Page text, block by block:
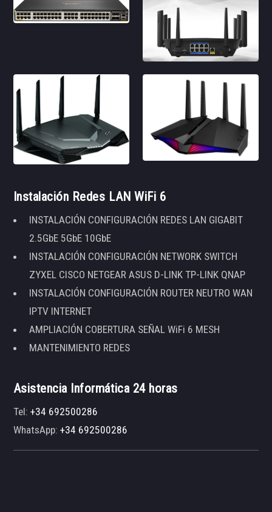
Instalación Redes LAN WiFi 6
INSTALACIÓN CONFIGURACIÓN REDES LAN GIGABIT
2.5GbE 5GbE 10GbE
INSTALACIÓN CONFIGURACIÓN NETWORK SWITCH
ZYXEL CISCO NETGEAR ASUS D-LINK TP-LINK QNAP
INSTALACIÓN CONFIGURACIÓN ROUTER NEUTRO WAN
IPTV INTERNET
AMPLIACIÓN COBERTURA SEÑAL WiFi 6 MESH
MANTENIMIENTO REDES
Asistencia Informática 24 horas
Tel:+34 692500286
WhatsApp:+34 692500286